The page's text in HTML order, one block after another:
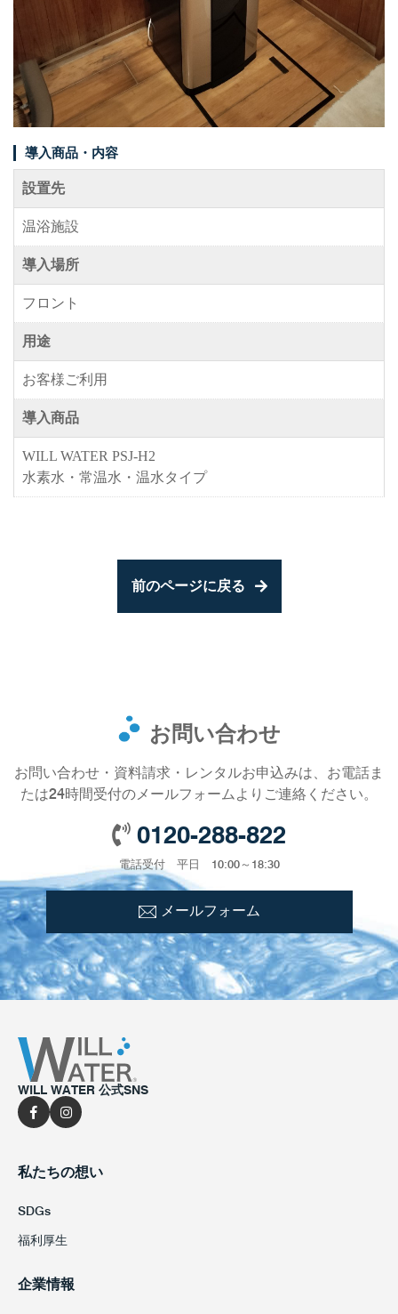
メニュー
事例紹介
メディア掲載情報
パートナー募集
お問い合わせ
0120-288-822
導入商品・内容
設置先
温浴施設
導入場所
フロント
用途
お客様ご利用
導入商品
WILL WATER PSJ-H2
水素水・常温水・温水タイプ
前のページに戻る
お問い合わせ
お問い合わせ・資料請求・レンタルお申込みは、お電話ま
たは24時間受付のメールフォームよりご連絡ください。
0120-288-822
電話受付 平日 10:00～18:30
メールフォーム
WILL WATER 公式SNS
私たちの想い
SDGs
福利厚生
企業情報